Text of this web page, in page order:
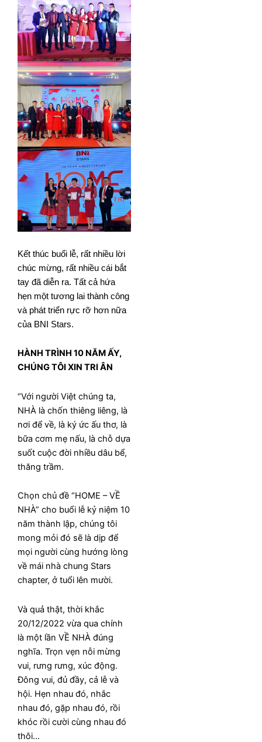
Kết thúc buổi lễ, rất nhiều lời
chúc mừng, rất nhiều cái bắt
tay đã diễn ra. Tất cả hứa
hẹn một tương lai thành công
và phát triển rực rỡ hơn nữa
của BNI Stars.
HÀNH TRÌNH 10 NĂM ẤY,
CHÚNG TÔI XIN TRI ÂN
“Với người Việt chúng ta,
NHÀ là chốn thiêng liêng, là
nơi để về, là ký ức ấu thơ, là
bữa cơm mẹ nấu, là chỗ dựa
suốt cuộc đời nhiều dâu bể,
thăng trầm.
Chọn chủ đề “HOME – VỀ
NHÀ” cho buổi lễ kỷ niệm 10
năm thành lập, chúng tôi
mong mỏi đó sẽ là dịp để
mọi người cùng hướng lòng
về mái nhà chung Stars
chapter, ở tuổi lên mười.
Và quả thật, thời khắc
20/12/2022 vừa qua chính
là một lần VỀ NHÀ đúng
nghĩa. Trọn vẹn nỗi mừng
vui, rưng rưng, xúc động.
Đông vui, đủ đầy, cả lễ và
hội. Hẹn nhau đó, nhắc
nhau đó, gặp nhau đó, rồi
khóc rồi cười cùng nhau đó
thôi…